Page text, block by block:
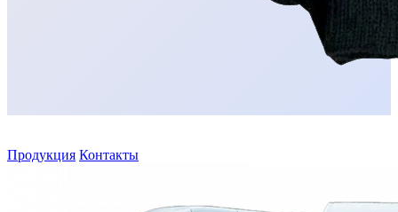
Продукция Контакты